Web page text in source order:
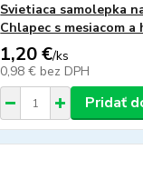
Svietiaca samolepka
Chlapec s mesiacom a
1,20 €/ks
0,98 € bez DPH
Pridať